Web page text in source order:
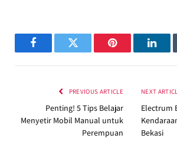
FacebookTwitter Pinterest
PREVIOUS ARTICLE
Penting! 5 Tips Belajar
Menyetir Mobil Manual untuk
Perempuan
NEXT
Electrum
Bekasi